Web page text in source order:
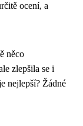
ocení, a
něco
zlepšila se i
nejlepší? Žádné